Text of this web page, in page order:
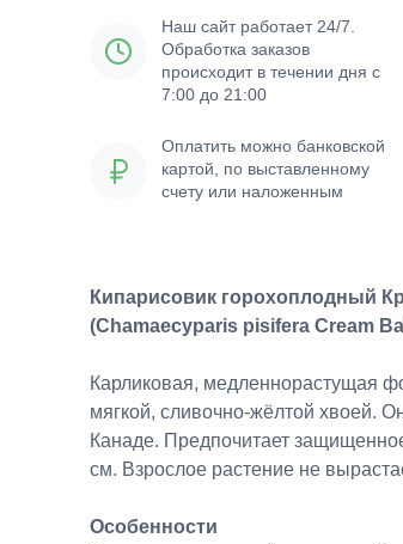
Наш сайт работает 24/7.
Обработка заказов
происходит в течении дня с
7:00 до 21:00
Оплатить можно банковской
картой, по выставленному
счету или наложенным
Кипарисовик горохоплодный
(Chamaecyparis pisifera Cream
Карликовая, медленнорастущая
мягкой, сливочно-жёлтой хвоей.
Канаде. Предпочитает
см. Взрослое растение не
Особенности